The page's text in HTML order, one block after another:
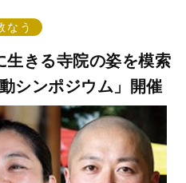
なう
生きる寺院の姿を模索
シンポジウム」開催